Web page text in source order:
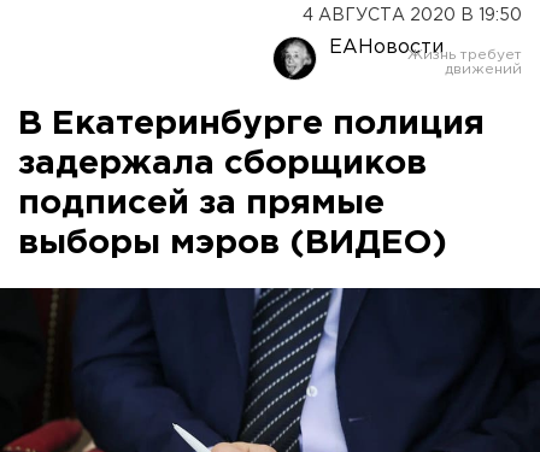
4 АВГУСТА 2020 В 19:50
ЕАНовости
В Екатеринбурге полиция
задержала сборщиков
подписей за прямые
выборы мэров (ВИДЕО)